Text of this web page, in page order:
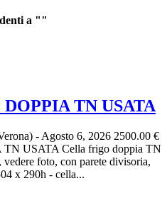
a ""
TN USATA
- Agosto 6, 2026 2500.00 €
USATA Cella frigo doppia TN
foto, con parete divisoria,
x 290h - cella...